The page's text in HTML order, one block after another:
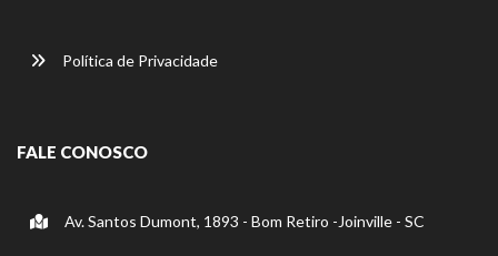
Política de Privacidade
FALE CONOSCO
Av. Santos Dumont, 1893 - Bom Retiro -Joinville - SC